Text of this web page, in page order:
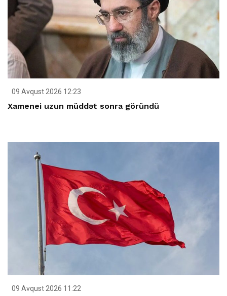
09 Avqust 2026 12:23
Xamenei uzun müddət sonra göründü
09 Avqust 2026 11:22